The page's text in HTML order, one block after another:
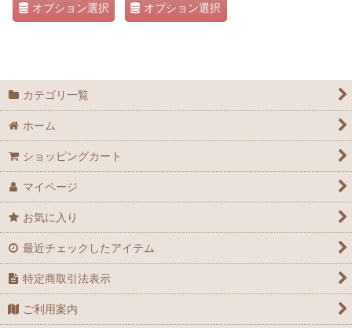
オプション選択 オプション選択
カテゴリ一覧
ホーム
ショッピングカート
マイページ
お気に入り
最近チェックしたアイテム
特定商取引法表示
ご利用案内